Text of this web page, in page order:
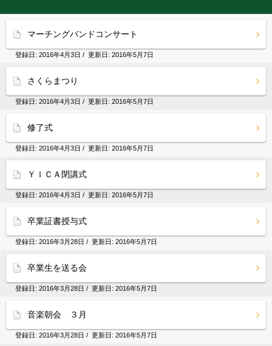
マーチングバンドコンサート
登録日: 2016年4月3日 / 更新日: 2016年5月7日
さくらまつり
登録日: 2016年4月3日 / 更新日: 2016年5月7日
修了式
登録日: 2016年4月3日 / 更新日: 2016年5月7日
ＹＩＣＡ閉講式
登録日: 2016年4月3日 / 更新日: 2016年5月7日
卒業証書授与式
登録日: 2016年3月28日 / 更新日: 2016年5月7日
卒業生を送る会
登録日: 2016年3月28日 / 更新日: 2016年5月7日
音楽朝会 ３月
登録日: 2016年3月28日 / 更新日: 2016年5月7日